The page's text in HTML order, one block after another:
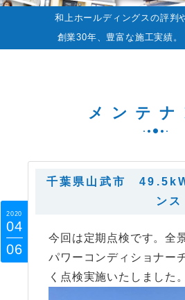
和上ホールディングスの評判
創業30年、豊富な施工実績。
メンテナ
千葉県山武市
ンス
2020
04
06
今回は定期点検です。全
パワーコンディショナー
く点検実施いたしました。